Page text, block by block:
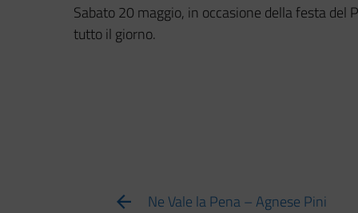
Sabato 20 maggio, in occasione della festa del
tutto il giorno.
Ne Vale la Pena – Agnese Pini